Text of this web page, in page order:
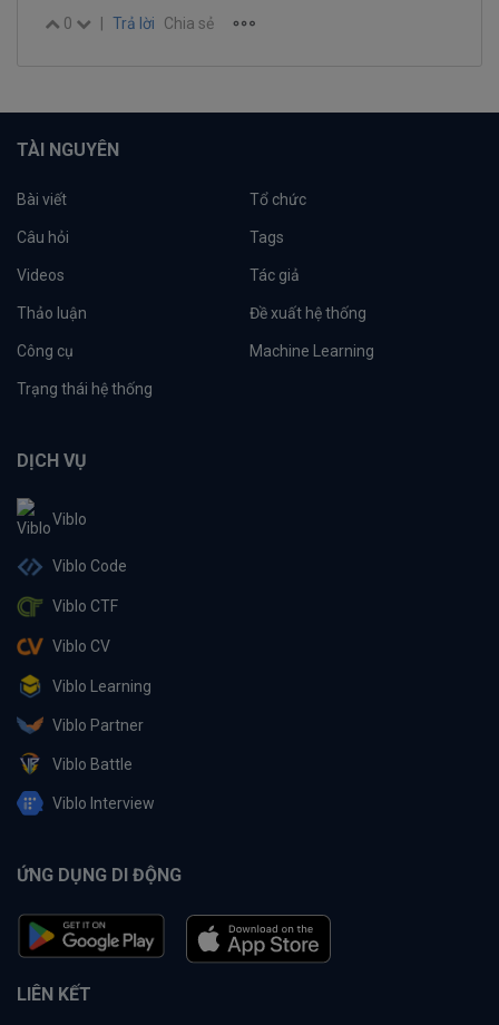
0 Trả lời Chia sẻ
TÀI NGUYÊN
Bài viết Tổ chức
Câu hỏi Tags
Videos Tác giả
Thảo luận Đề xuất hệ thống
Công cụ Machine Learning
Trạng thái hệ thống
DỊCH VỤ
Viblo
Viblo Code
Viblo CTF
Viblo CV
Viblo Learning
Viblo Partner
Viblo Battle
Viblo Interview
ỨNG DỤNG DI ĐỘNG
LIÊN KẾT